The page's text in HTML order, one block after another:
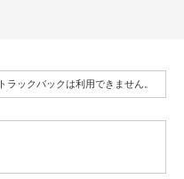
トラックバックは利用できません。